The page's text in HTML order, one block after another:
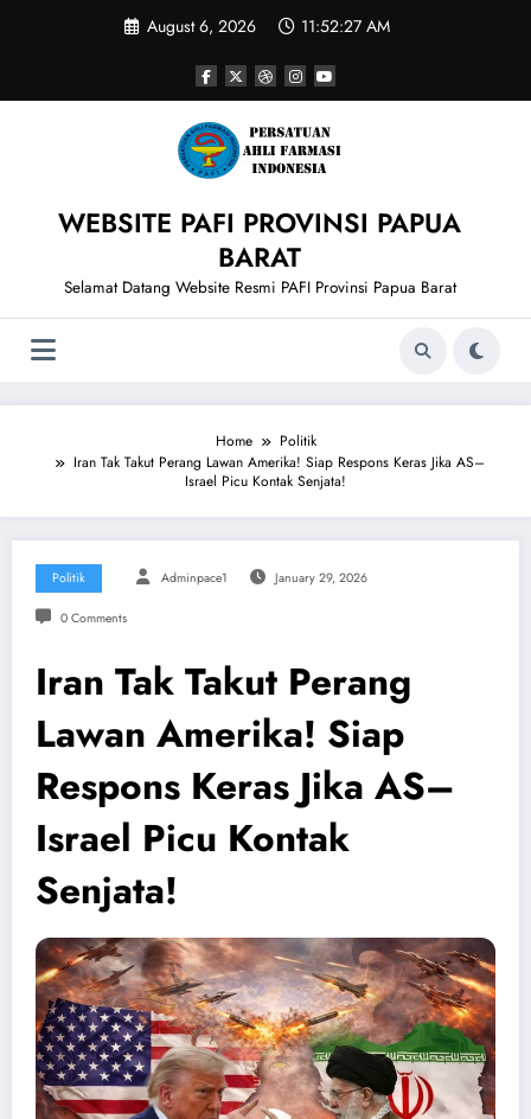
August 6, 2026 11:52:27 AM
WEBSITE PAFI PROVINSI PAPUA
BARAT
Selamat Datang Website Resmi PAFI Provinsi Papua Barat
Home
Politik
Iran Tak Takut Perang Lawan Amerika! Siap Respons Keras Jika AS–
Israel Picu Kontak Senjata!
Politik Adminpace1 January 29, 2026
0 Comments
Iran Tak Takut Perang
Lawan Amerika! Siap
Respons Keras Jika AS–
Israel Picu Kontak
Senjata!